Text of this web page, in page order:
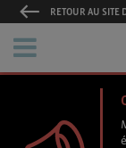
RETOUR AU SITE